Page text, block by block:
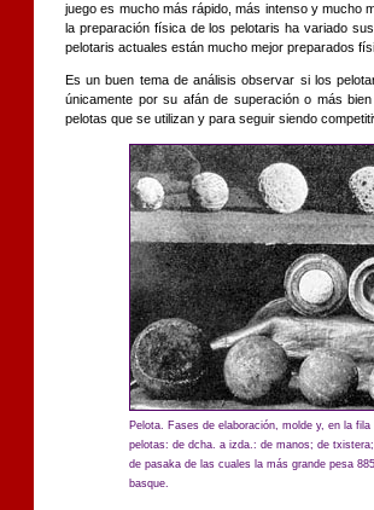
juego es mucho más rápido, más intenso y mucho
la preparación física de los pelotaris ha variado
pelotaris actuales están mucho mejor preparados
Es un buen tema de análisis observar si los
únicamente por su afán de superación o más
pelotas que se utilizan y para seguir siendo
Pelota. Fases de elaboración, molde y, en la
pelotas: de dcha. a izda.: de manos; de
de pasaka de las cuales la más grande pesa
basque.